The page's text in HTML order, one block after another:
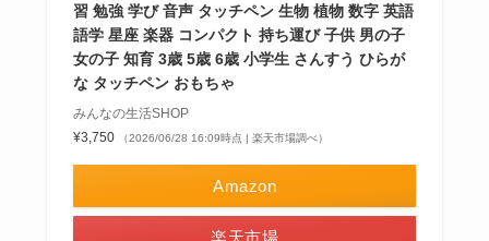
習 勉強 学び 音声 タッチペン 生物 植物 数字 英語
語学 星座 楽器 コンパクト 持ち運び 子供 男の子
女の子 知育 3歳 5歳 6歳 小学生 さんすう ひらが
な タッチペン おもちゃ
みんなの生活SHOP
¥3,750
（2026/06/28 16:09時点 | 楽天市場調べ）
Amazon